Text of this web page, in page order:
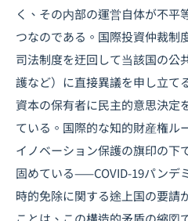
く、その内部の運営自体が不平
つなのである。国際投資仲裁制
司法制度を迂回して当該国の公
護など）に直接異議を申し立て
資本の保有者に民主的意思決定
ている。国際的な知的財産権ル
イノベーション保護の旗印の下
固めている——COVID-19パンデ
時的免除に関する途上国の要請